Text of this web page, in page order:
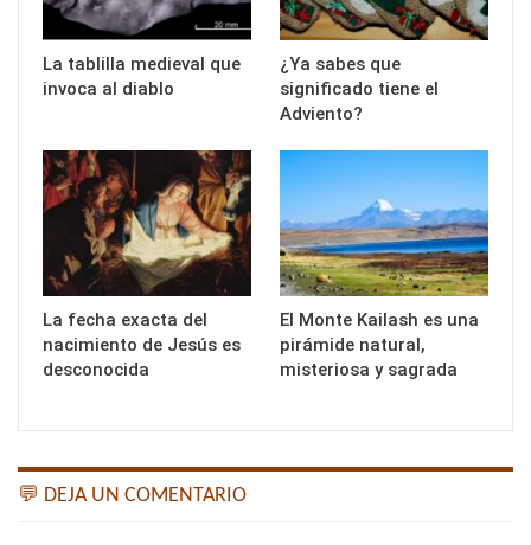
La tablilla medieval que
invoca al diablo
¿Ya sabes que
significado tiene el
Adviento?
La fecha exacta del
nacimiento de Jesús es
desconocida
El Monte Kailash es una
pirámide natural,
misteriosa y sagrada
💬 DEJA UN COMENTARIO